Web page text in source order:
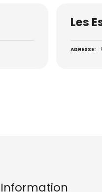
Les
ADRESSE
Information